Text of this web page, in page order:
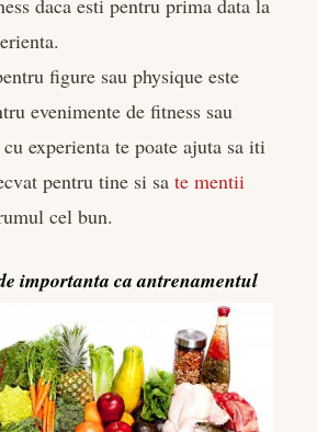
figure sau physique este
evenimente de fitness sau
experienta te poate ajuta sa iti
pentru tine si sa te mentii
cel bun.
importanta ca antrenamentul